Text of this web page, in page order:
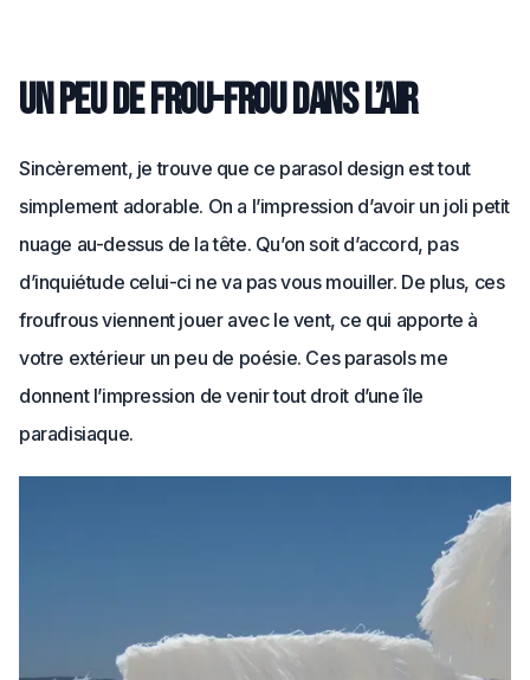
Un peu de frou-frou dans l’air
Sincèrement, je trouve que ce parasol design est tout
simplement adorable. On a l’impression d’avoir un joli petit
nuage au-dessus de la tête. Qu’on soit d’accord, pas
d’inquiétude celui-ci ne va pas vous mouiller. De plus, ces
froufrous viennent jouer avec le vent, ce qui apporte à
votre extérieur un peu de poésie. Ces parasols me
donnent l’impression de venir tout droit d’une île
paradisiaque.